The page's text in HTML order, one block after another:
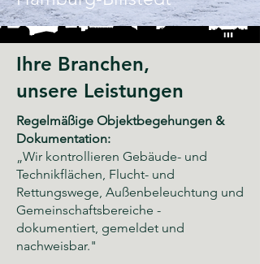
Ihre Branchen,
unsere Leistungen
Regelmäßige Objektbegehungen &
Dokumentation:
„Wir kontrollieren Gebäude- und
Technikflächen, Flucht- und
Rettungswege, Außenbeleuchtung und
Gemeinschaftsbereiche -
dokumentiert, gemeldet und
nachweisbar."